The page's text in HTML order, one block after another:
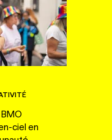
ciel en